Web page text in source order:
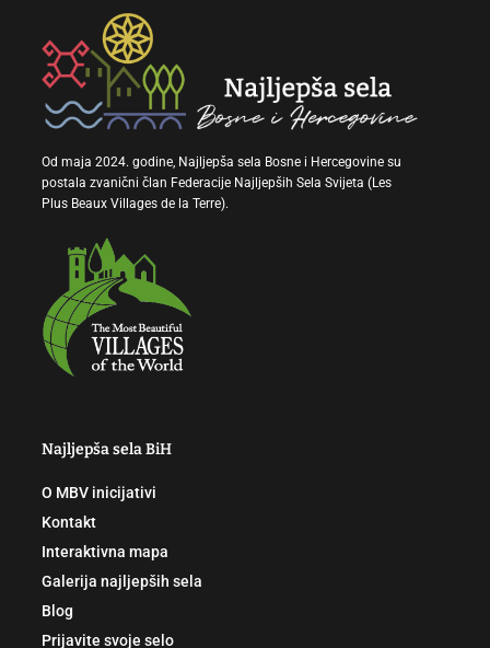
Od maja 2024. godine, Najljepša sela Bosne i Hercegovine su
postala zvanični član Federacije Najljepših Sela Svijeta (Les
Plus Beaux Villages de la Terre).
Najljepša sela BiH
O MBV inicijativi
Kontakt
Interaktivna mapa
Galerija najljepših sela
Blog
Prijavite svoje selo